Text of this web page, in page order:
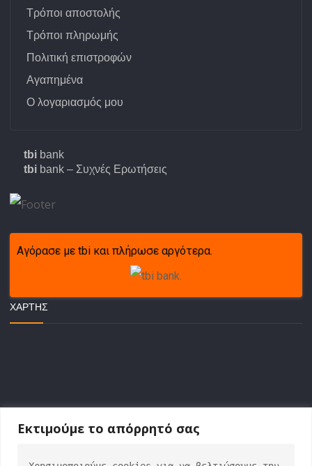
Εκτιμούμε το απόρρητό σας
Τρόποι αποστολής
Τρόποι πληρωμής
Πολιτική επιστροφών
Αγαπημένα
Ο λογαριασμός μου
tbi bank
tbi bank – Συχνές Ερωτήσεις
Αγόρασε με tbi και πλήρωσε αργότερα.
ΧΆΡΤΗΣ